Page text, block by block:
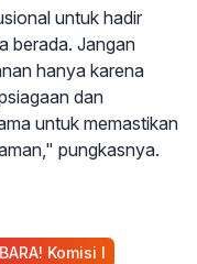
untuk hadir
berada. Jangan
hanya karena
dan
untuk memastikan
pungkasnya.
Komisi I